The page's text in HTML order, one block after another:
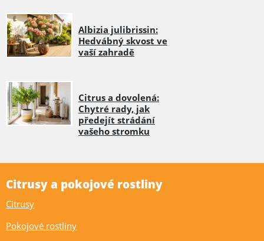
Albizia julibrissin:
Hedvábný skvost ve
vaší zahradě
Citrus a dovolená:
Chytré rady, jak
předejít strádání
vašeho stromku
Citrusy a pokojové rostliny
Citrusy
Pokojové rostliny